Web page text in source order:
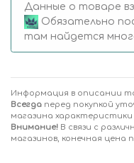
Данные о товаре
Обязательно
там найдется
Информация в описании
Всегда перед покупкой
магазина
Внимание! В связи с
магазинов, конечная цена